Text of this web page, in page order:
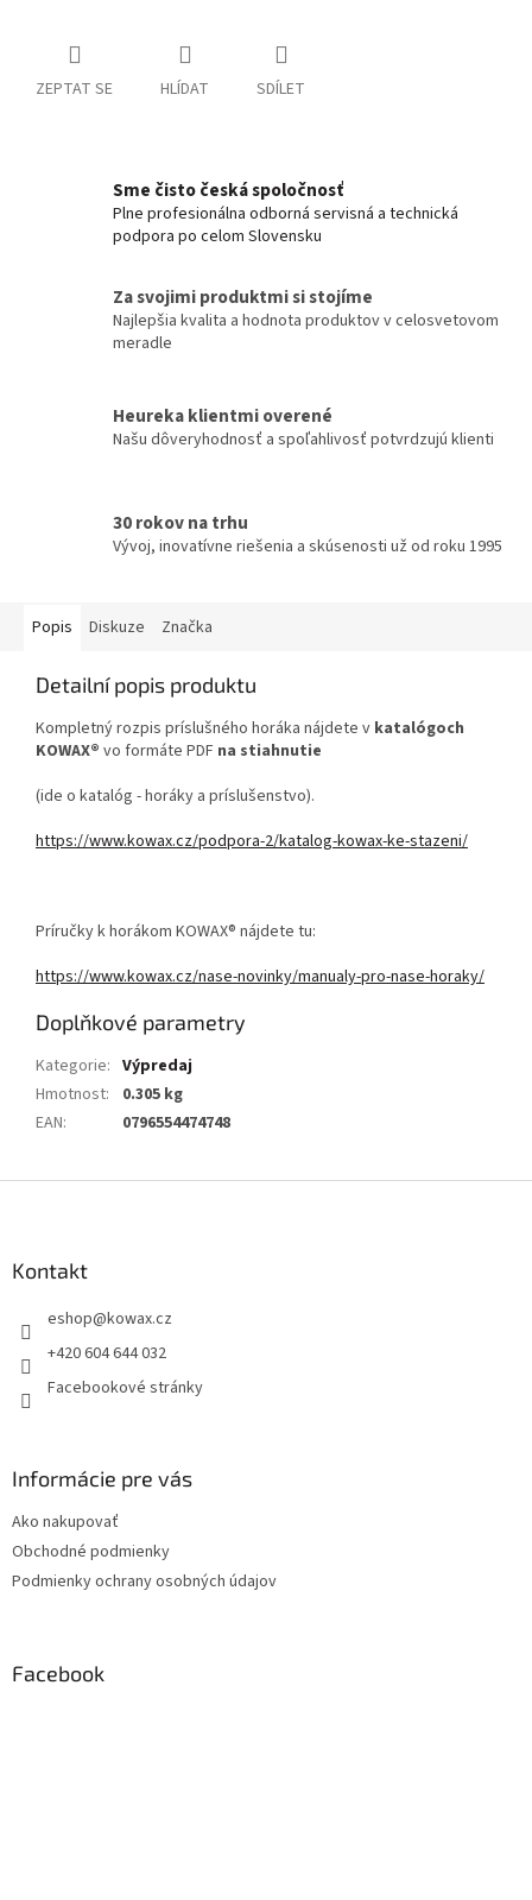
ZEPTAT SE HLÍDAT SDÍLET
Sme čisto česká spoločnosť
Plne profesionálna odborná servisná a technická
podpora po celom Slovensku
Za svojimi produktmi si stojíme
Najlepšia kvalita a hodnota produktov v celosvetovom
meradle
Heureka klientmi overené
Našu dôveryhodnosť a spoľahlivosť potvrdzujú klienti
30 rokov na trhu
Vývoj, inovatívne riešenia a skúsenosti už od roku 1995
Popis Diskuze Značka
Detailní popis produktu
Kompletný rozpis príslušného horáka nájdete v katalógoch
KOWAX® vo formáte PDF na stiahnutie
(ide o katalóg - horáky a príslušenstvo).
https://www.kowax.cz/podpora-2/katalog-kowax-ke-stazeni/
Príručky k horákom KOWAX® nájdete tu:
https://www.kowax.cz/nase-novinky/manualy-pro-nase-horaky/
Doplňkové parametry
Kategorie: Výpredaj
Hmotnost:
0.305 kg
EAN: 0796554474748
Kontakt
eshop@kowax.cz
+420 604 644 032
Facebookové stránky
Informácie pre vás
Ako nakupovať
Obchodné podmienky
Podmienky ochrany osobných údajov
Facebook